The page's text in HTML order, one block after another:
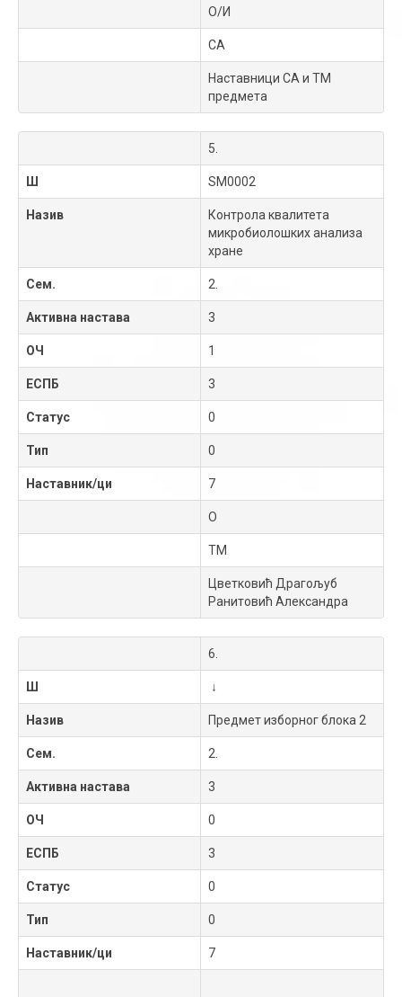
О/И
СА
Наставници СА и ТМ
предмета
5.
Ш SM0002
Назив
Контрола квалитета
микробиолошких анализа
хране
Сем. 2.
Активна настава 3
ОЧ 1
ЕСПБ 3
Статус 0
Тип 0
Наставник/ци 7
О
ТМ
Цветковић Драгољуб
Ранитовић Александра
6.
Ш ↓
Назив Предмет изборног блока 2
Сем. 2.
Активна настава 3
ОЧ 0
ЕСПБ 3
Статус 0
Тип 0
Наставник/ци 7